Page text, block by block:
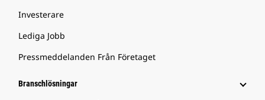
Investerare
Lediga Jobb
Pressmeddelanden Från Företaget
Branschlösningar